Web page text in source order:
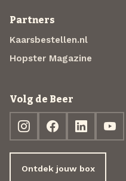
Partners
Kaarsbestellen.nl
Hopster Magazine
Volg de Beer
Ontdek jouw box